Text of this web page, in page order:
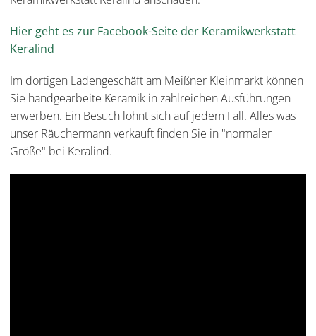
Hier geht es zur Facebook-Seite der Keramikwerkstatt
Keralind
Im dortigen Ladengeschäft am Meißner Kleinmarkt können
Sie handgearbeite Keramik in zahlreichen Ausführungen
erwerben. Ein Besuch lohnt sich auf jedem Fall. Alles was
unser Räuchermann verkauft finden Sie in "normaler
Größe" bei Keralind.